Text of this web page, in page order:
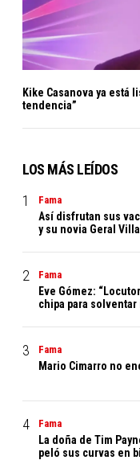
Kike Casanova ya está
tendencia”
LOS MÁS LEÍDOS
Fama
Así disfrutan sus
y su novia Geral
Fama
Eve Gómez:
chipa para
Fama
Mario Cimarro no
Fama
La doña de Tim
peló sus curvas en